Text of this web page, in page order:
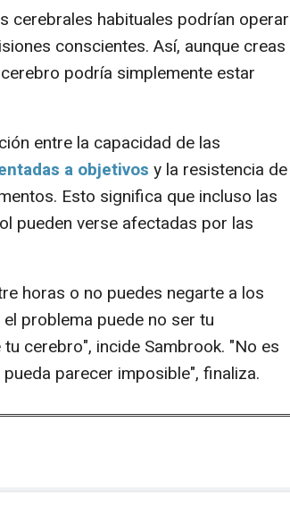
cerebrales habituales podrían operar
conscientes. Así, aunque creas
podría simplemente estar
entre la capacidad de las
a objetivos y la resistencia de
Esto significa que incluso las
pueden verse afectadas por las
horas o no puedes negarte a los
problema puede no ser tu
cerebro", incide Sambrook. "No es
parecer imposible", finaliza.